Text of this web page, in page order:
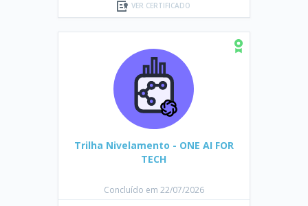
VER CERTIFICADO
Trilha Nivelamento - ONE AI FOR
TECH
Concluído em 22/07/2026